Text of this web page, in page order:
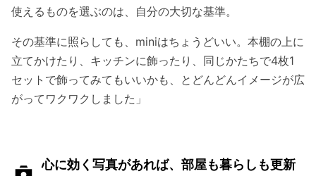
使えるものを選ぶのは、自分の大切な基準。
その基準に照らしても、miniはちょうどいい。本棚の上に
立てかけたり、キッチンに飾ったり、同じかたちで4枚1
セットで飾ってみてもいいかも、とどんどんイメージが広
がってワクワクしました」
心に効く写真があれば、部屋も暮らしも更新